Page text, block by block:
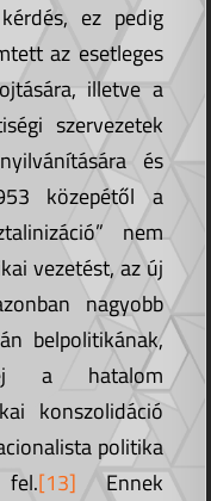
ez pedig
az esetleges
illetve a
szervezetek
és
közepétől a
nem
vezetést, az új
nagyobb
belpolitikának,
a hatalom
konszolidáció
politika
[13] Ennek